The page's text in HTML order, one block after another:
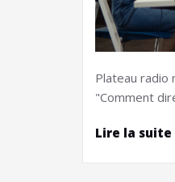
Plateau radio
"Comment
Lire la suite